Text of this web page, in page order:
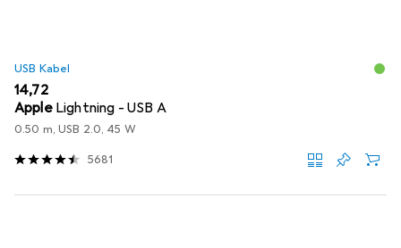
USB Kabel
EUR
14,72
Apple Lightning - USB A
0.50 m, USB 2.0, 45 W
5681